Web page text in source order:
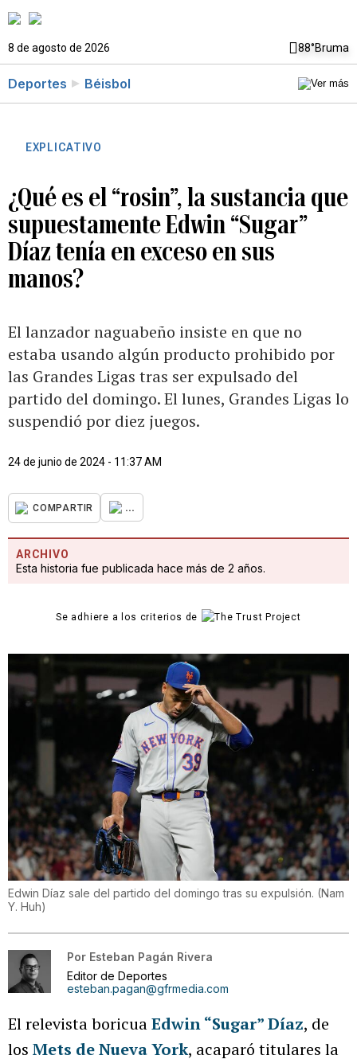
8 de agosto de 2026 88°Bruma
Deportes Béisbol
EXPLICATIVO
¿Qué es el “rosin”, la sustancia que
supuestamente Edwin “Sugar”
Díaz tenía en exceso en sus
manos?
El lanzador naguabeño insiste en que no
estaba usando algún producto prohibido por
las Grandes Ligas tras ser expulsado del
partido del domingo. El lunes, Grandes Ligas lo
suspendió por diez juegos.
24 de junio de 2024 - 11:37 AM
COMPARTIR ...
ARCHIVO
Esta historia fue publicada hace más de 2 años.
Se adhiere a los criterios de
Edwin Díaz sale del partido del domingo tras su expulsión. (Nam
Y. Huh)
Por Esteban Pagán Rivera
Editor de Deportes
esteban.pagan@gfrmedia.com
El relevista boricuaEdwin “Sugar” Díaz, de
los Mets de Nueva York, acaparó titulares la